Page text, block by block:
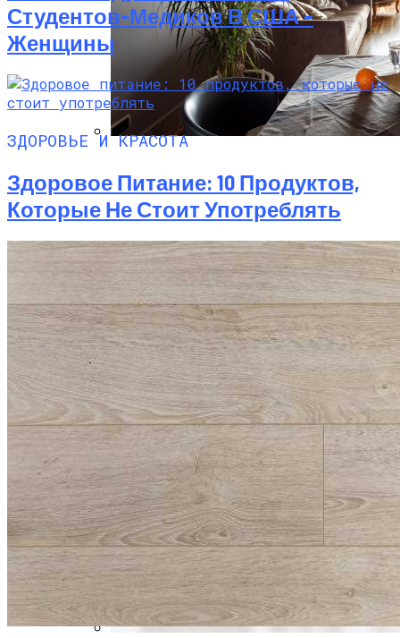
Высотках
Студентов-Медиков В США –
Женщины
ЗДОРОВЬЕ И КРАСОТА
Здоровое Питание: 10 Продуктов,
Которые Не Стоит Употреблять